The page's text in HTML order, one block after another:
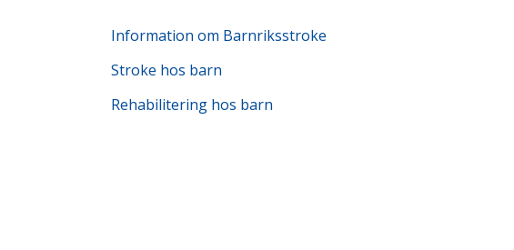
Information om Barnriksstroke
Stroke hos barn
Rehabilitering hos barn